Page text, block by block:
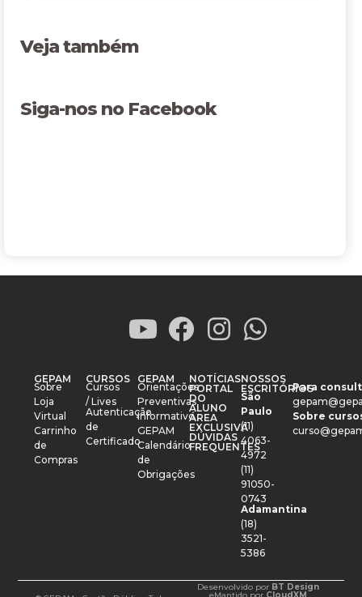
Veja também
Siga-nos no Facebook
GEPAM
Sobre
Loja
Virtual
Carrinho
de
Compras
CURSOS
Cursos
/ Lives
Autenticação
de
Certificado
GEPAM
Orientações
Preventivas
Informativo
GEPAM
Calendário
de
Obrigações
NOTÍCIAS
PORTAL
DO
ALUNO
ÁREA
EXCLUSIVA
DÚVIDAS
FREQUENTES
NOSSOS
ESCRITÓRIOS
São
Paulo
(11)
4063-
4972
(11)
91050-
0743
Adamantina
(18)
3521-
5386
Para
Sobre
Desenvolvido por BT Design